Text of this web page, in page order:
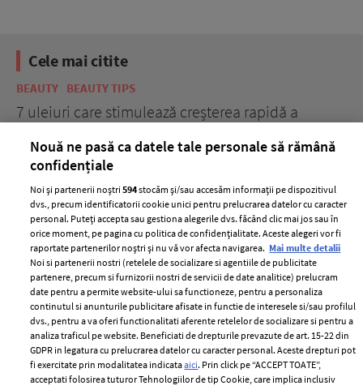
Cele mai citite
BEAUTY BEAUTY TIPS
7 uleiuri care stimulează creșterea rapidă a
ELLE Style Awards
2024
Despre ELLE
Romania
Contact
Termeni si conditii
Politica de
confidențialitate
Politica de cookies
Publicitate
Nouă ne pasă ca datele tale personale să rămână
confidențiale
Noi și partenerii noștri594stocăm și/sau accesăm informații pe dispozitivul
dvs., precum identificatorii cookie unici pentru prelucrarea datelor cu caracter
personal. Puteți accepta sau gestiona alegerile dvs. făcând clic mai jos sau în
orice moment, pe pagina cu politica de confidențialitate. Aceste alegeri vor fi
raportate partenerilor noștri și nu vă vor afecta navigarea. Mai multe detalii
Noi si partenerii nostri (retelele de socializare si agentiile de publicitate
partenere, precum si furnizorii nostri de servicii de date analitice) prelucram
date pentru a permite website-ului sa functioneze, pentru a personaliza
continutul si anunturile publicitare afisate in functie de interesele si/sau profilul
dvs., pentru a va oferi functionalitati aferente retelelor de socializare si pentru a
analiza traficul pe website. Beneficiati de drepturile prevazute de art. 15-22 din
GDPR in legatura cu prelucrarea datelor cu caracter personal. Aceste drepturi pot
fi exercitate prin modalitatea indicataaici. Prin click pe “ACCEPT TOATE”,
acceptati folosirea tuturor Tehnologiilor de tip Cookie, care implica inclusiv